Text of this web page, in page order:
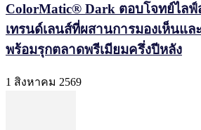
ColorMatic® Dark ตอบโจทย์ไล
เทรนด์เลนส์ที่ผสานการมองเห็นแ
พร้อมรุกตลาดพรีเมียมครึ่งปีหลัง
1 สิงหาคม 2569